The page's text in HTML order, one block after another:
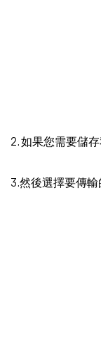
2. 如果您需要儲
3.然後選擇要傳